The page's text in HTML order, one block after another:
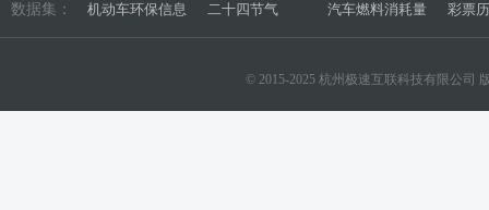
数据集： 机动车环保信息 二十四节气 汽车燃料消耗量 彩票
© 2015-2025 杭州极速互联科技有限公司